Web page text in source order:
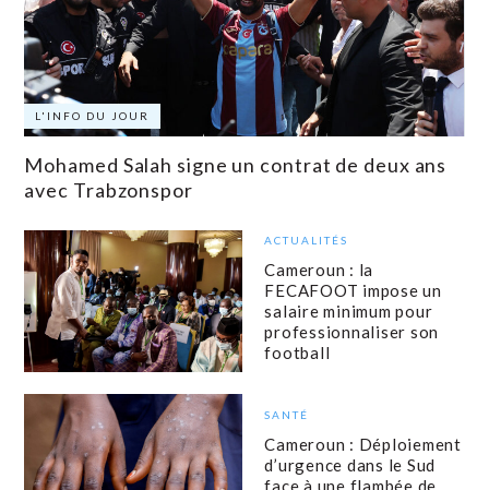
L'INFO DU JOUR
Mohamed Salah signe un contrat de deux ans
avec Trabzonspor
ACTUALITÉS
Cameroun : la
FECAFOOT impose un
salaire minimum pour
professionnaliser son
football
SANTÉ
Cameroun : Déploiement
d’urgence dans le Sud
face à une flambée de